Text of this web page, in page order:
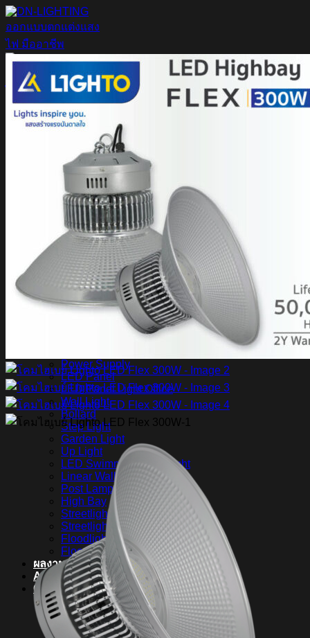
ข้าม
ไป
ยัง
เนื้อหา
Home
Magnetic Light
Track light
Downlight
DOWNLIGHT E27
DOWNLIGHT AR111
Downlight LED COB
DOWNLIGHT GU10 MR16 MR11
หลอดไฟ LED
หลอดไฟ LED MEGAMAN
หลอดไฟ LED LAMPO
สินค้า Lighting
Power Supply
LED Panel
LED Panel Light Office
Wall Light
Bollard
Step Light
Garden Light
Up Light
LED Swimming Pool Light
Linear Wall Washer
Post Lamp
High Bay
Streetlight
Streetlight solar cell
Floodlight
Floodlight Solar Cell
ผลงาน
Article
Contact Us